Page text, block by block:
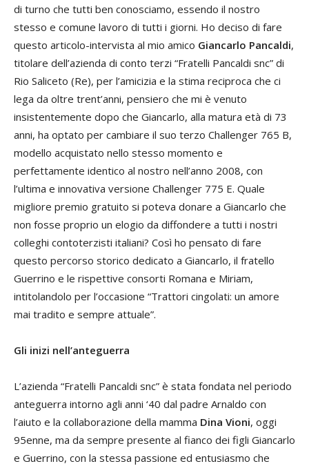
di turno che tutti ben conosciamo, essendo il nostro
stesso e comune lavoro di tutti i giorni. Ho deciso di fare
questo articolo-intervista al mio amico Giancarlo Pancaldi,
titolare dell’azienda di conto terzi “Fratelli Pancaldi snc” di
Rio Saliceto (Re), per l’amicizia e la stima reciproca che ci
lega da oltre trent’anni, pensiero che mi è venuto
insistentemente dopo che Giancarlo, alla matura età di 73
anni, ha optato per cambiare il suo terzo Challenger 765 B,
modello acquistato nello stesso momento e
perfettamente identico al nostro nell’anno 2008, con
l’ultima e innovativa versione Challenger 775 E. Quale
migliore premio gratuito si poteva donare a Giancarlo che
non fosse proprio un elogio da diffondere a tutti i nostri
colleghi contoterzisti italiani? Così ho pensato di fare
questo percorso storico dedicato a Giancarlo, il fratello
Guerrino e le rispettive consorti Romana e Miriam,
intitolandolo per l’occasione “Trattori cingolati: un amore
mai tradito e sempre attuale”.
Gli inizi nell’anteguerra
L’azienda “Fratelli Pancaldi snc” è stata fondata nel periodo
anteguerra intorno agli anni ‘40 dal padre Arnaldo con
l’aiuto e la collaborazione della mamma Dina Vioni, oggi
95enne, ma da sempre presente al fianco dei figli Giancarlo
e Guerrino, con la stessa passione ed entusiasmo che